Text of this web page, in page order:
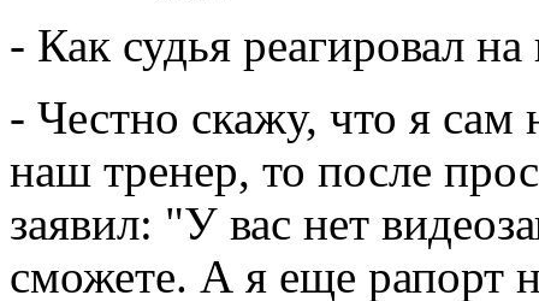
- Как судья реагировал
- Честно скажу, что я сам
наш тренер, то после
заявил: "У вас нет
сможете. А я еще рапорт